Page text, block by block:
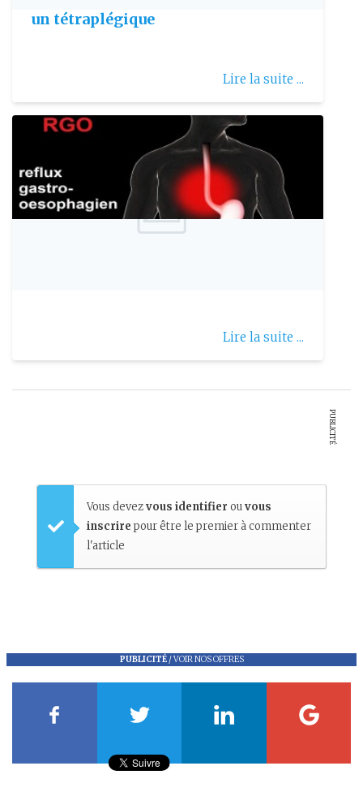
un tétraplégique
Lire la suite ...
Lire la suite ...
PUBLICITÉ
Vous devezvous identifier ouvous
inscrire pour être le premier à commenter
l'article
PUBLICITÉ/VOIR NOS OFFRES